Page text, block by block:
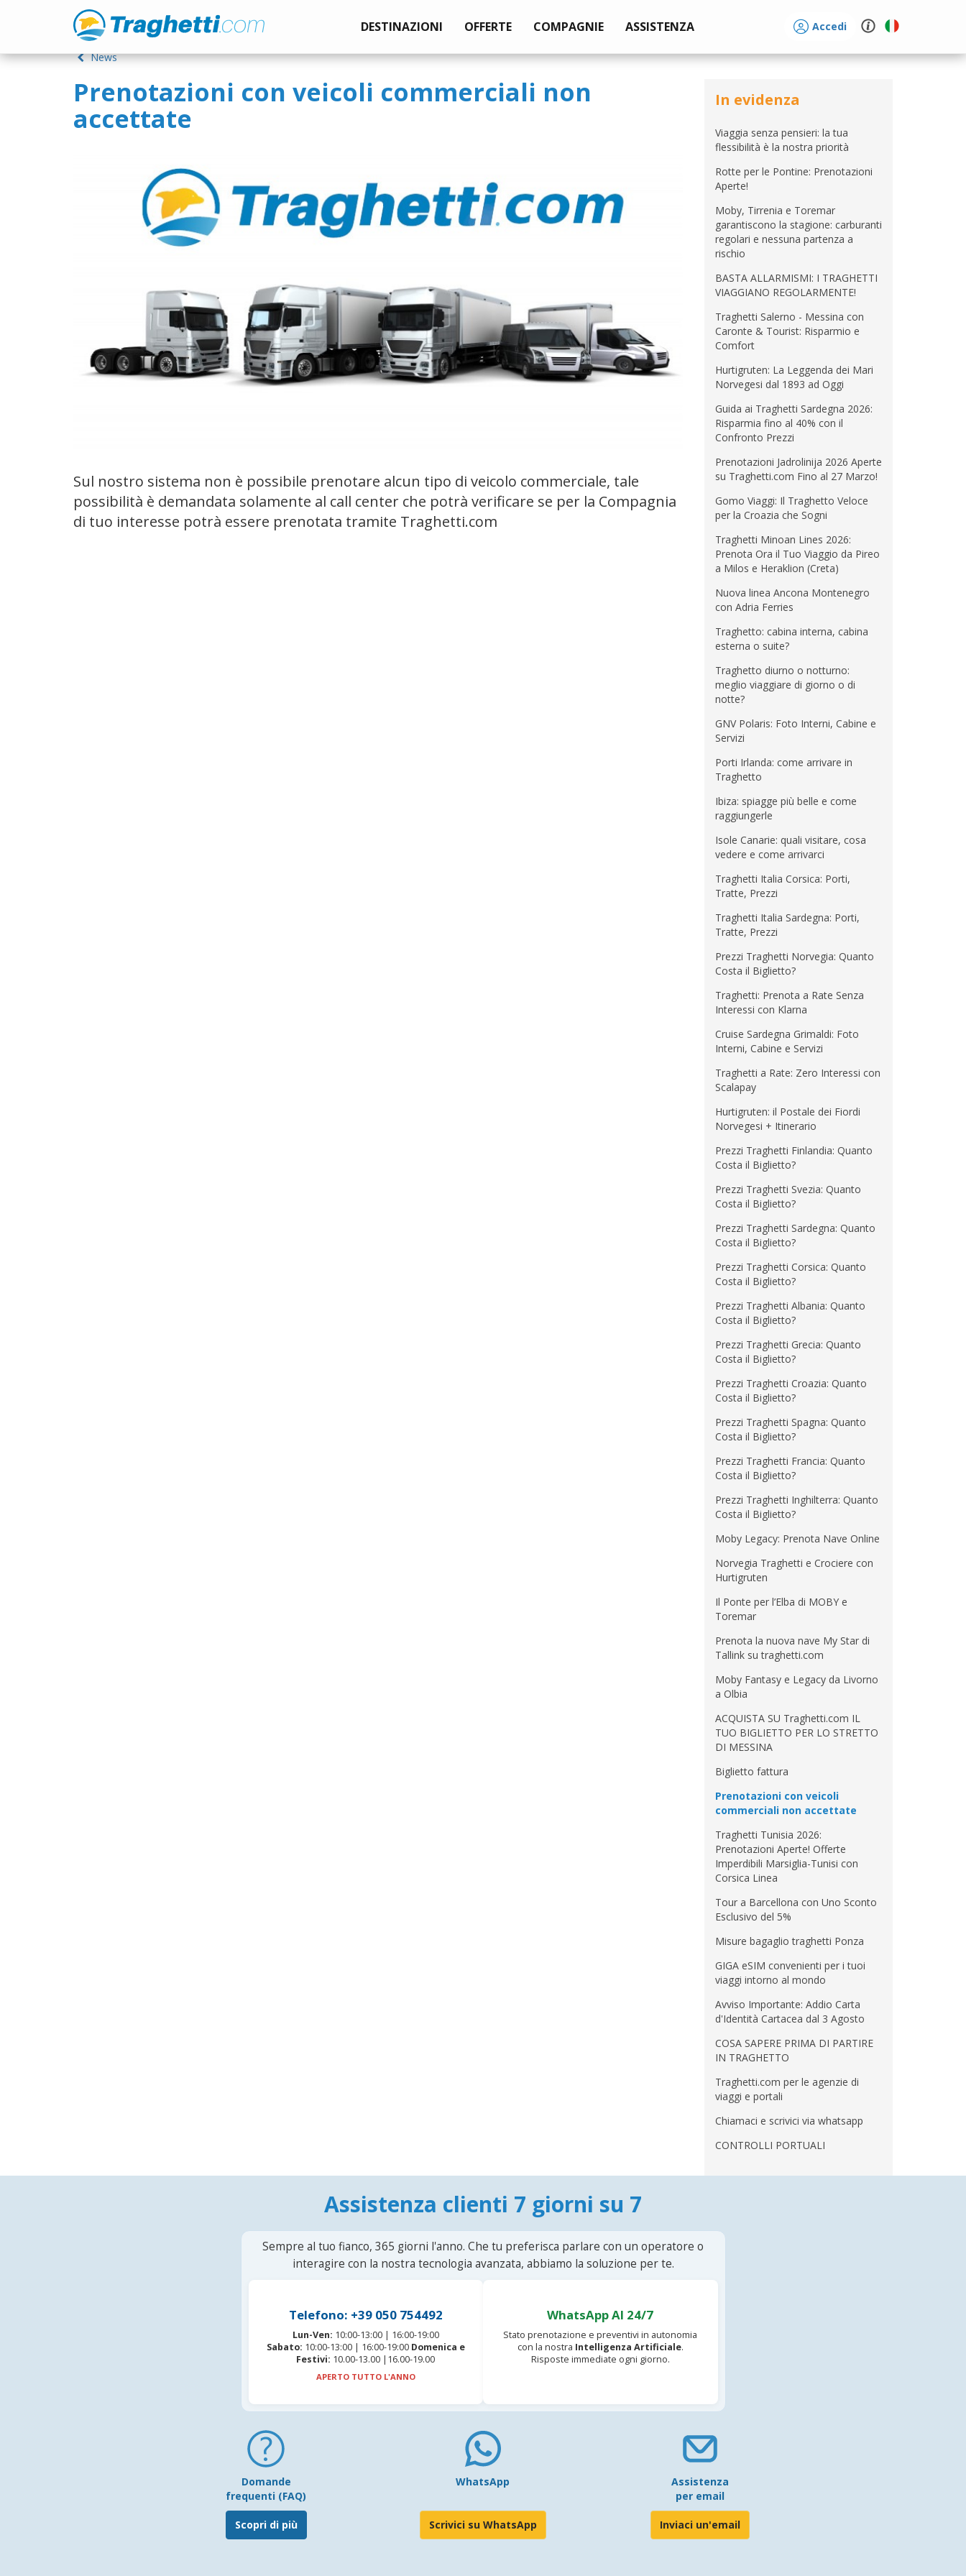
DESTINAZIONI OFFERTE COMPAGNIE ASSISTENZA Accedi
News
In evidenza
Viaggia senza pensieri: la tua
flessibilità è la nostra priorità
Rotte per le Pontine: Prenotazioni
Aperte!
Moby, Tirrenia e Toremar
garantiscono la stagione: carburanti
regolari e nessuna partenza a
rischio
BASTA ALLARMISMI: I TRAGHETTI
VIAGGIANO REGOLARMENTE!
Traghetti Salerno - Messina con
Caronte & Tourist: Risparmio e
Comfort
Hurtigruten: La Leggenda dei Mari
Norvegesi dal 1893 ad Oggi
Guida ai Traghetti Sardegna 2026:
Risparmia fino al 40% con il
Confronto Prezzi
Prenotazioni Jadrolinija 2026 Aperte
su Traghetti.com Fino al 27 Marzo!
Gomo Viaggi: Il Traghetto Veloce
per la Croazia che Sogni
Traghetti Minoan Lines 2026:
Prenota Ora il Tuo Viaggio da Pireo
a Milos e Heraklion (Creta)
Nuova linea Ancona Montenegro
con Adria Ferries
Traghetto: cabina interna, cabina
esterna o suite?
Traghetto diurno o notturno:
meglio viaggiare di giorno o di
notte?
GNV Polaris: Foto Interni, Cabine e
Servizi
Porti Irlanda: come arrivare in
Traghetto
Ibiza: spiagge più belle e come
raggiungerle
Isole Canarie: quali visitare, cosa
vedere e come arrivarci
Traghetti Italia Corsica: Porti,
Tratte, Prezzi
Traghetti Italia Sardegna: Porti,
Tratte, Prezzi
Prezzi Traghetti Norvegia: Quanto
Costa il Biglietto?
Traghetti: Prenota a Rate Senza
Interessi con Klarna
Cruise Sardegna Grimaldi: Foto
Interni, Cabine e Servizi
Traghetti a Rate: Zero Interessi con
Scalapay
Hurtigruten: il Postale dei Fiordi
Norvegesi + Itinerario
Prezzi Traghetti Finlandia: Quanto
Costa il Biglietto?
Prezzi Traghetti Svezia: Quanto
Costa il Biglietto?
Prezzi Traghetti Sardegna: Quanto
Costa il Biglietto?
Prezzi Traghetti Corsica: Quanto
Costa il Biglietto?
Prezzi Traghetti Albania: Quanto
Costa il Biglietto?
Prezzi Traghetti Grecia: Quanto
Costa il Biglietto?
Prezzi Traghetti Croazia: Quanto
Costa il Biglietto?
Prezzi Traghetti Spagna: Quanto
Costa il Biglietto?
Prezzi Traghetti Francia: Quanto
Costa il Biglietto?
Prezzi Traghetti Inghilterra: Quanto
Costa il Biglietto?
Moby Legacy: Prenota Nave Online
Norvegia Traghetti e Crociere con
Hurtigruten
Il Ponte per l’Elba di MOBY e
Toremar
Prenota la nuova nave My Star di
Tallink su traghetti.com
Moby Fantasy e Legacy da Livorno
a Olbia
ACQUISTA SU Traghetti.com IL
TUO BIGLIETTO PER LO STRETTO
DI MESSINA
Biglietto fattura
Prenotazioni con veicoli
commerciali non accettate
Traghetti Tunisia 2026:
Prenotazioni Aperte! Offerte
Imperdibili Marsiglia-Tunisi con
Corsica Linea
Tour a Barcellona con Uno Sconto
Esclusivo del 5%
Misure bagaglio traghetti Ponza
GIGA eSIM convenienti per i tuoi
viaggi intorno al mondo
Avviso Importante: Addio Carta
d'Identità Cartacea dal 3 Agosto
COSA SAPERE PRIMA DI PARTIRE
IN TRAGHETTO
Traghetti.com per le agenzie di
viaggi e portali
Chiamaci e scrivici via whatsapp
CONTROLLI PORTUALI
Prenotazioni con veicoli commerciali non
accettate
Sul nostro sistema non è possibile prenotare alcun tipo di veicolo commerciale, tale
possibilità è demandata solamente al call center che potrà verificare se per la Compagnia
di tuo interesse potrà essere prenotata tramite Traghetti.com
Assistenza clienti 7 giorni su 7
Sempre al tuo fianco, 365 giorni l'anno. Che tu preferisca parlare con un operatore o
interagire con la nostra tecnologia avanzata, abbiamo la soluzione per te.
Telefono: +39 050 754492
Lun-Ven: 10:00-13:00 | 16:00-19:00
Sabato: 10:00-13:00 | 16:00-19:00 Domenica e
Festivi: 10.00-13.00 |16.00-19.00
APERTO TUTTO L'ANNO
WhatsApp AI 24/7
Stato prenotazione e preventivi in autonomia
con la nostra Intelligenza Artificiale.
Risposte immediate ogni giorno.
Domande
frequenti (FAQ)
Scopri di più
WhatsApp
Scrivici su WhatsApp
Assistenza
per email
Inviaci un'email